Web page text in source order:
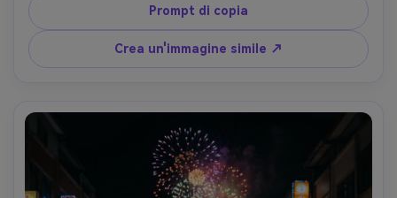
deboli, scattato su Canon EOS R5, 50mm f/1.2, occhi
taglienti, bokeh cremoso, highlights caldi con ombre
naturali, pori fotorealistici e dettagli di capelli fini, umore
celebrativo moderno- -ar 4:5
Prompt di copia
Crea un'immagine simile ↗